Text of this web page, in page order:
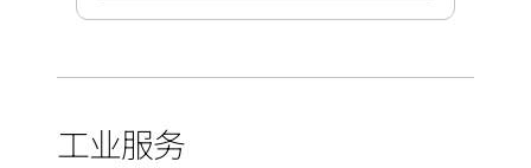
工业服务